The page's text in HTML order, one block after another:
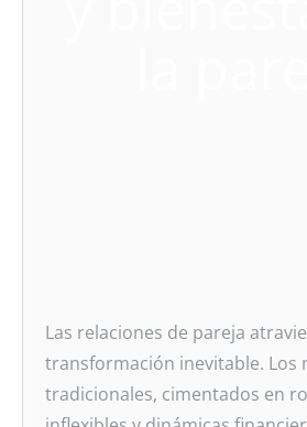
Las relaciones de pareja
transformación inevitable. Los
tradicionales, cimentados en